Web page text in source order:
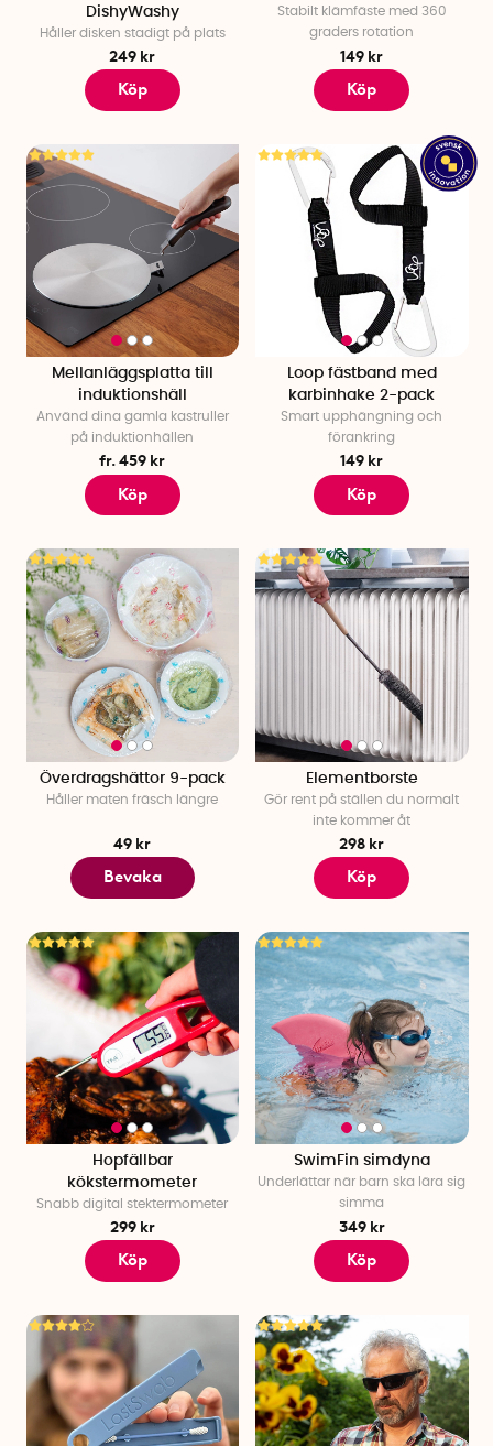
DishyWashy
Håller disken stadigt på plats
249 kr
Köp
Stabilt klämfäste med 360
graders rotation
149 kr
Köp
Mellanläggsplatta till
induktionshäll
Använd dina gamla kastruller
på induktionhällen
fr. 459 kr
Köp
Loop fästband med
karbinhake 2-pack
Smart upphängning och
förankring
149 kr
Köp
Överdragshättor 9-pack
Håller maten fräsch längre
49 kr
Bevaka
Elementborste
Gör rent på ställen du normalt
inte kommer åt
298 kr
Köp
Hopfällbar
kökstermometer
Snabb digital stektermometer
299 kr
Köp
SwimFin simdyna
Underlättar när barn ska lära sig
simma
349 kr
Köp